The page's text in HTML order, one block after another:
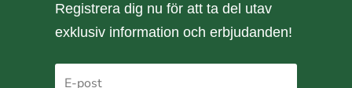
Registrera dig nu för att ta del utav
exklusiv information och erbjudanden!